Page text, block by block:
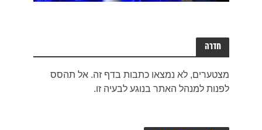
חדרה
מצטערים, לא נמצאו כתבות בדף זה. אל תהסס
לפנות למנהל האתר בנוגע לבעיה זו.